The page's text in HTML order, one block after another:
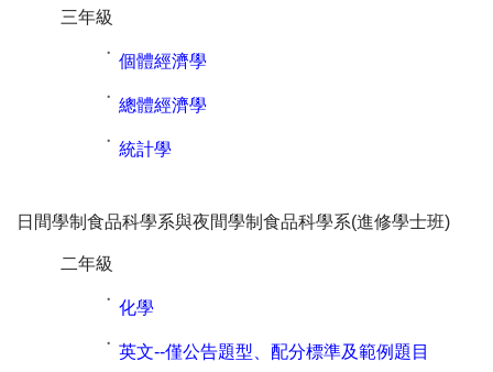
三年級
˙ 個體經濟學
˙ 總體經濟學
˙ 統計學
日間學制食品科學系與夜間學制食品科學系(進修學士班)
二年級
˙ 化學
˙ 英文--僅公告題型、配分標準及範例題目